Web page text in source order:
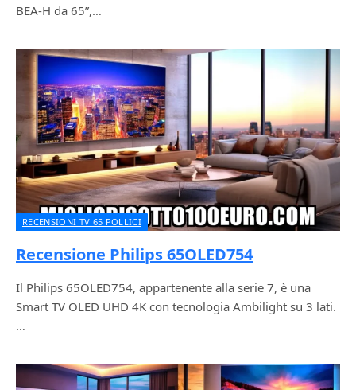
BEA-H da 65”,…
RECENSIONI TV 65 POLLICI
Recensione Philips 65OLED754
Il Philips 65OLED754, appartenente alla serie 7, è una
Smart TV OLED UHD 4K con tecnologia Ambilight su 3 lati.
…